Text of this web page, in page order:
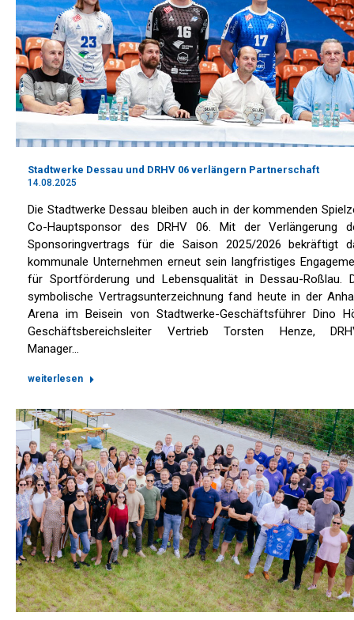
Stadtwerke Dessau und DRHV 06 verlängern Partnerschaft
14.08.2025
Die Stadtwerke Dessau bleiben auch in der kommenden
Co-Hauptsponsor des DRHV 06. Mit der Verlängerung
Sponsoringvertrags für die Saison 2025/2026 bekräftigt
kommunale Unternehmen erneut sein langfristiges
für Sportförderung und Lebensqualität in Dessau-Roßlau.
symbolische Vertragsunterzeichnung fand heute in der
Arena im Beisein von Stadtwerke-Geschäftsführer Dino
Geschäftsbereichsleiter Vertrieb Torsten Henze,
Manager…
weiterlesen